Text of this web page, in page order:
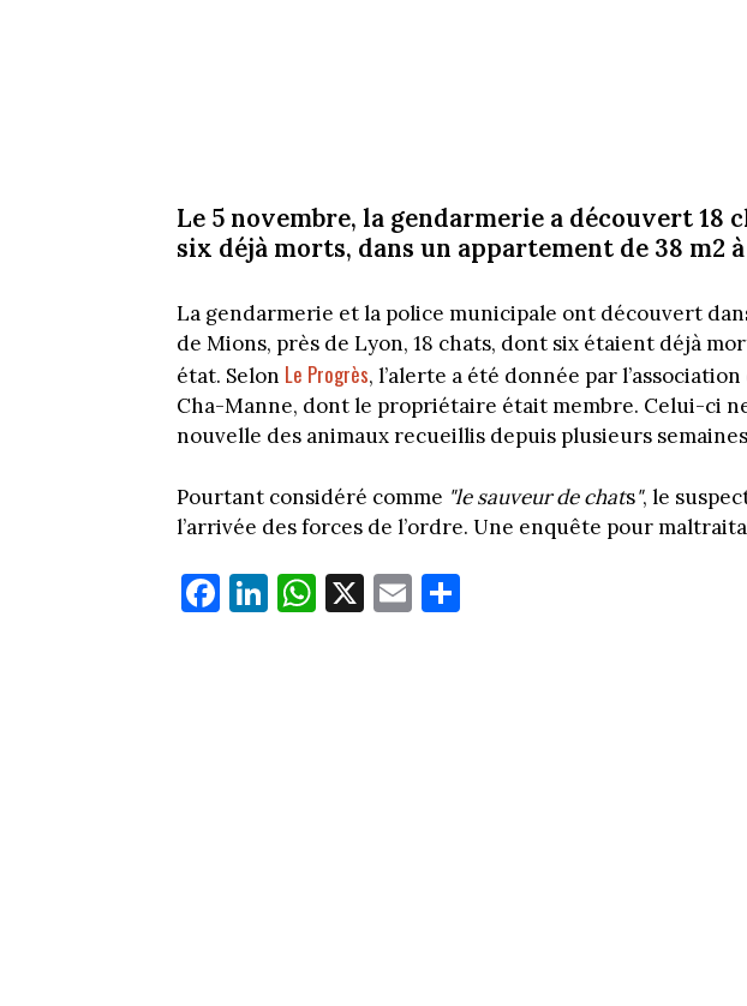
Le 5 novembre, la gendarmerie a découvert 18
six déjà morts, dans un appartement de 38 m2
La gendarmerie et la police municipale ont découvert
de Mions, près de Lyon, 18 chats, dont six étaient déjà
état. Selon Le Progrès, l’alerte a été donnée par
Cha-Manne, dont le propriétaire était membre. Celui-ci
nouvelle des animaux recueillis depuis plusieurs
Pourtant considéré comme "le sauveur de chats", le
l’arrivée des forces de l’ordre. Une enquête pour
Fa
ce
Li
nk
W
ha
X E
m